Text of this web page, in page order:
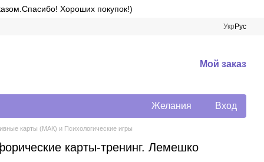
Хороших покупок!)
Укр Рус
Мой заказ
Желания Вход
карты (МАК) и Психологические игры
карты-тренинг. Лемешко